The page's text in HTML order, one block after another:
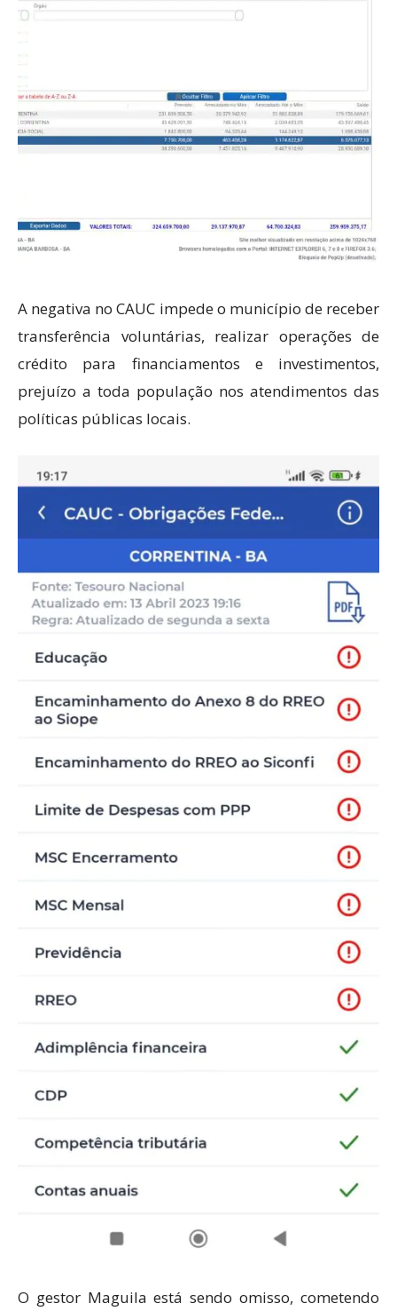
A negativa no CAUC impede o município de receber
transferência voluntárias, realizar operações de
crédito para financiamentos e investimentos,
prejuízo a toda população nos atendimentos das
políticas públicas locais.
O gestor Maguila está sendo omisso, cometendo